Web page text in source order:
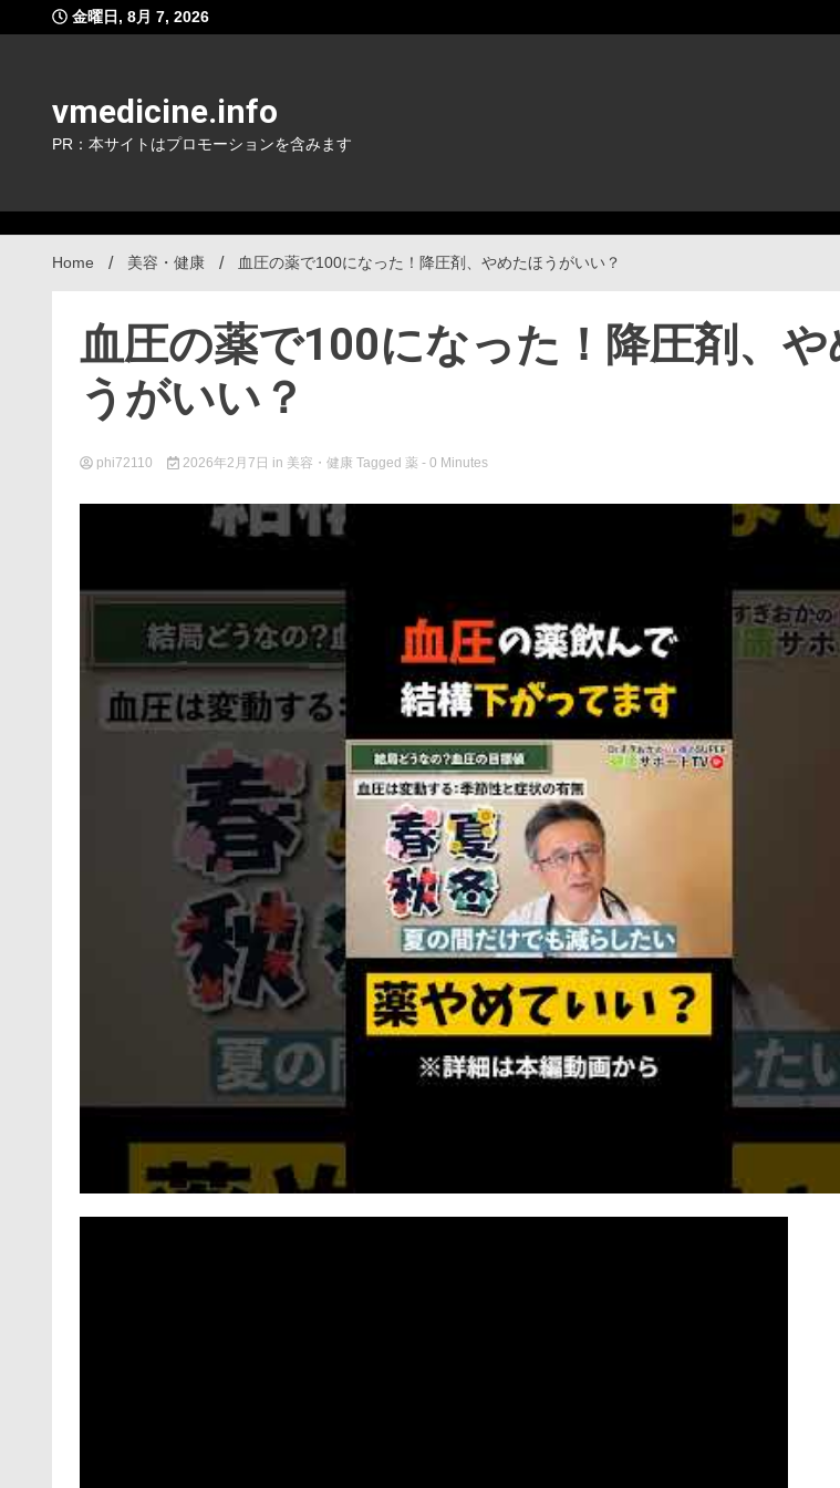
to
金曜日, 8月 7, 2026
vmedicine.info
PR：本サイトはプロモーションを含みます
Home 美容・健康 血圧の薬で100になった！降圧剤、やめたほうがいい？
血圧の薬で100になった！降圧剤、や
うがいい？
phi72110 2026年2月7日 in 美容・健康 Tagged 薬 - 0 Minutes